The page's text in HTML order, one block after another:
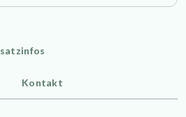
Kontakt